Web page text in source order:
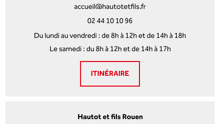
accueil@hautotetfils.fr
02 44 10 10 96
Du lundi au vendredi : de 8h à 12h et de 14h à 18h
Le samedi : du 8h à 12h et de 14h à 17h
ITINÉRAIRE
Hautot et fils Rouen